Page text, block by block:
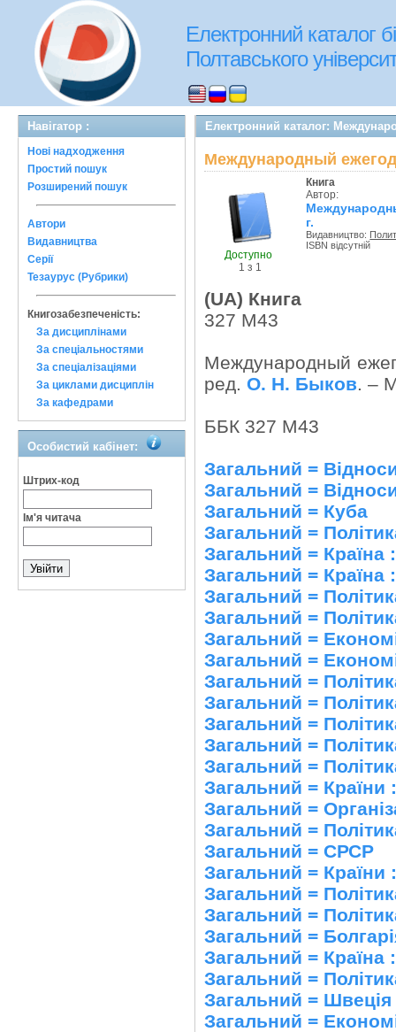
Електронний каталог
Полтавського
Навігатор :
Нові надходження
Простий пошук
Розширений пошук
Автори
Видавництва
Серії
Тезаурус (Рубрики)
Книгозабезпеченість:
За дисциплінами
За спеціальностями
За спеціалізаціями
За циклами дисциплін
За кафедрами
Особистий кабінет:
Штрих-код
Ім'я читача
Електронний каталог:
Международный
Доступно
1 з 1
Книга
Автор:
г.
Видавництво:
ISBN відсутній
(UA) Книга
327 М43
Международный
ред. О. Н. Быков. –
ББК 327 М43
Загальний =
Загальний =
Загальний = Куба
Загальний =
Загальний = Країна
Загальний =
Загальний =
Загальний =
Загальний =
Загальний =
Загальний =
Загальний =
Загальний =
Загальний =
Загальний =
Загальний = Країни
Загальний =
Загальний =
Загальний = СРСР
Загальний =
Загальний =
Загальний =
Загальний =
Загальний = Країна
Загальний =
Загальний = Швеція
Загальний =